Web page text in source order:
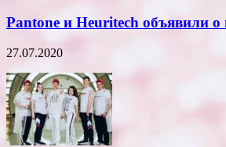
Pantone и Heuritech объявили о
27.07.2020